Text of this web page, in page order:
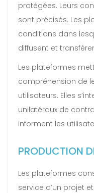
protégées. Leurs
sont précisés. Les
conditions dans
diffusent et
Les plateformes
compréhension de
utilisateurs. Elles
unilatéraux de
informent les
PRODUCTION
Les plateformes
service d’un projet